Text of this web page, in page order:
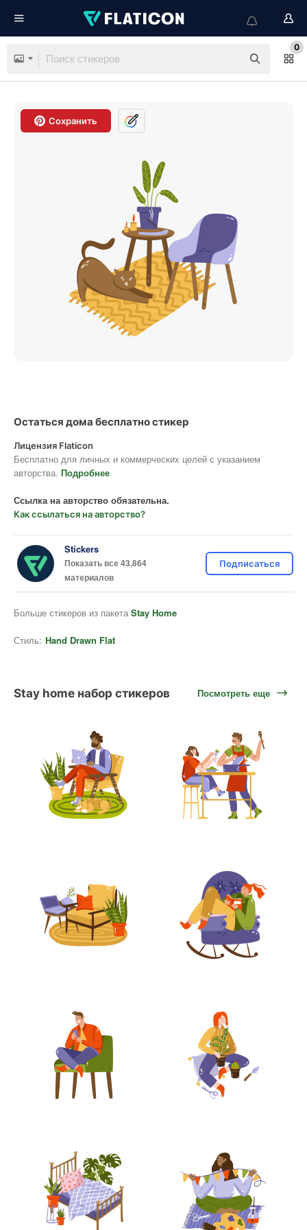
0
Сохранить
Остаться дома бесплатно стикер
Лицензия Flaticon
Бесплатно для личных и коммерческих целей с указанием
авторства. Подробнее
Ссылка на авторство обязательна.
Как ссылаться на авторство?
Stickers
Показать все 43,864
материалов
Подписаться
Больше стикеров из пакета Stay Home
Стиль: Hand Drawn Flat
Stay home набор стикеров Посмотреть еще